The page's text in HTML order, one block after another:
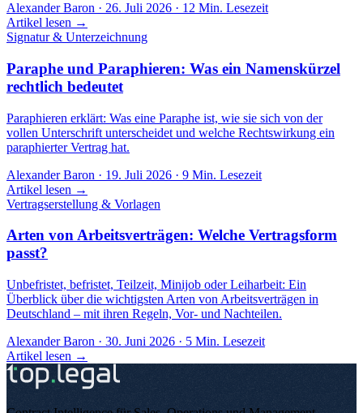
Alexander Baron · 26. Juli 2026 · 12 Min. Lesezeit
Artikel lesen →
Signatur & Unterzeichnung
Paraphe und Paraphieren: Was ein Namenskürzel
rechtlich bedeutet
Paraphieren erklärt: Was eine Paraphe ist, wie sie sich von der
vollen Unterschrift unterscheidet und welche Rechtswirkung ein
paraphierter Vertrag hat.
Alexander Baron · 19. Juli 2026 · 9 Min. Lesezeit
Artikel lesen →
Vertragserstellung & Vorlagen
Arten von Arbeitsverträgen: Welche Vertragsform
passt?
Unbefristet, befristet, Teilzeit, Minijob oder Leiharbeit: Ein
Überblick über die wichtigsten Arten von Arbeitsverträgen in
Deutschland – mit ihren Regeln, Vor- und Nachteilen.
Alexander Baron · 30. Juni 2026 · 5 Min. Lesezeit
Artikel lesen →